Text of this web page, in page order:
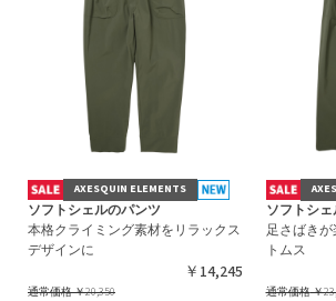
AXESQUIN ELEMENTS
ソフトシェルのパンツ
本格クライミング素材をリラックス
デザインに
￥14,245
通常価格￥20,350
ソフトシ
足さばき
トムス
通常価格￥